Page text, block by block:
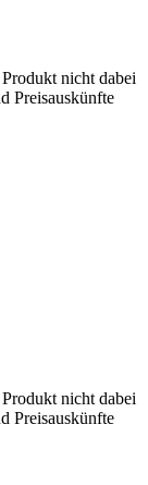
nicht dabei
Preisauskünfte
nicht dabei
Preisauskünfte